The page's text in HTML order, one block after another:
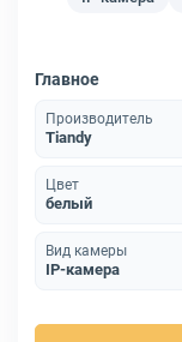
Главное
Производитель
Tiandy
Цвет
белый
Вид камеры
IP-камера